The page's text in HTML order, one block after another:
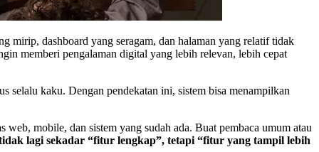
mirip, dashboard yang seragam, dan halaman yang relatif tidak
memberi pengalaman digital yang lebih relevan, lebih cepat
selalu kaku. Dengan pendekatan ini, sistem bisa menampilkan
mobile, dan sistem yang sudah ada. Buat pembaca umum atau
lagi sekadar “fitur lengkap”, tetapi “fitur yang tampil lebih